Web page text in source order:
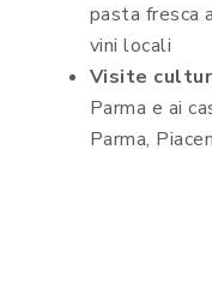
pasta fresca
vini locali
Visite
Parma e ai
Parma,